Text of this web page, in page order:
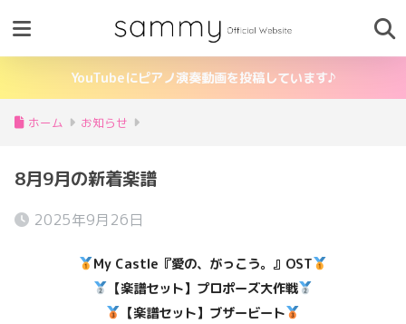
YouTubeにピアノ演奏動画を投稿しています♪
ホーム お知らせ
8月9月の新着楽譜
2025年9月26日
My Castle『愛の、がっこう。』OST
【楽譜セット】プロポーズ大作戦
【楽譜セット】 ブザービート